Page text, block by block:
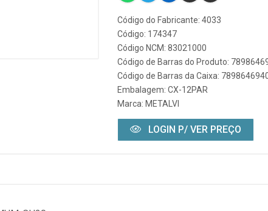
Código do Fabricante: 4033
Código: 174347
Código NCM: 83021000
Código de Barras do Produto:
Código de Barras da Caixa:
Embalagem: CX-12PAR
Marca: METALVI
LOGIN P/ VER PREÇO